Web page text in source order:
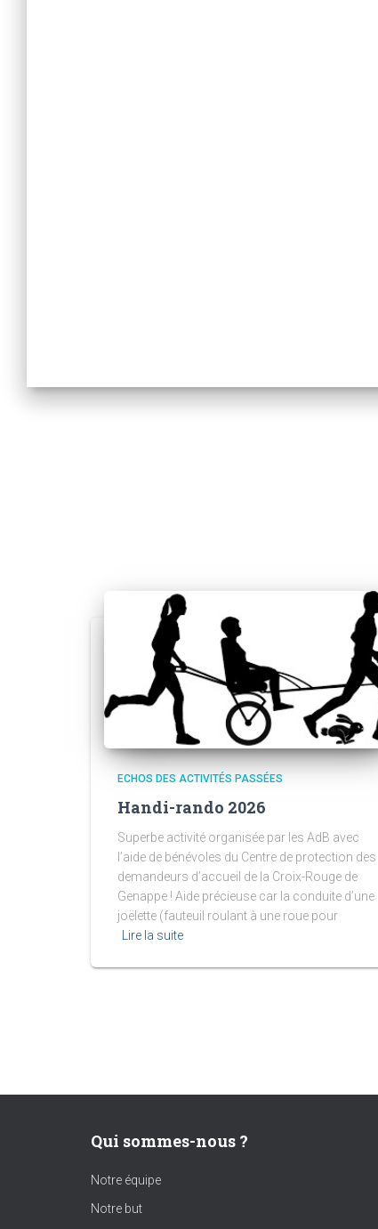
ECHOS DES ACTIVITÉS PASSÉES
Handi-rando 2026
Superbe activité organisée par les AdB avec
l’aide de bénévoles du Centre de protection des
demandeurs d’accueil de la Croix-Rouge de
Genappe ! Aide précieuse car la conduite d’une
joëlette (fauteuil roulant à une roue pour
Lire la suite
Qui sommes-nous ?
Notre équipe
Notre but